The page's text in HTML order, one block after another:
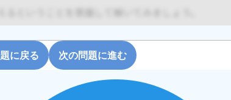
に戻る 次の問題に進む